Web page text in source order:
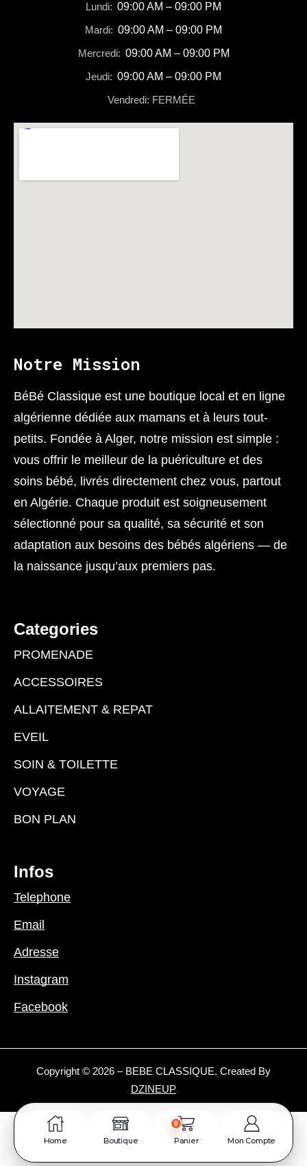
Home Boutique
0
Panier Mon Compte
Lundi: 09:00 AM – 09:00 PM
Mardi: 09:00 AM – 09:00 PM
Mercredi: 09:00 AM – 09:00 PM
Jeudi: 09:00 AM – 09:00 PM
Vendredi: FERMÉE
Notre Mission
BéBé Classique est une boutique local et en ligne
algérienne dédiée aux mamans et à leurs tout-
petits. Fondée à Alger, notre mission est simple :
vous offrir le meilleur de la puériculture et des
soins bébé, livrés directement chez vous, partout
en Algérie. Chaque produit est soigneusement
sélectionné pour sa qualité, sa sécurité et son
adaptation aux besoins des bébés algériens — de
la naissance jusqu’aux premiers pas.
Categories
PROMENADE
ACCESSOIRES
ALLAITEMENT & REPAT
EVEIL
SOIN & TOILETTE
VOYAGE
BON PLAN
Infos
Telephone
Email
Adresse
Instagram
Facebook
Copyright © 2026 – BEBE CLASSIQUE. Created By
DZINEUP